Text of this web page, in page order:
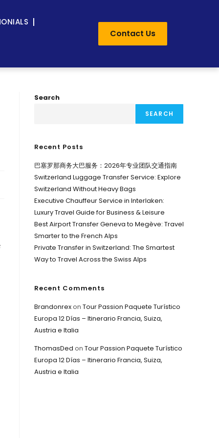
Contact Us
Search
SEARCH
Recent Posts
巴塞罗那商务大巴服务：2026年专业团队交通指南
Switzerland Luggage Transfer Service: Explore
Switzerland Without Heavy Bags
Executive Chauffeur Service in Interlaken:
Luxury Travel Guide for Business & Leisure
Best Airport Transfer Geneva to Megève: Travel
Smarter to the French Alps
Private Transfer in Switzerland: The Smartest
Way to Travel Across the Swiss Alps
Recent Comments
Brandonrexon Tour Passion Paquete Turístico
Europa 12 Días – Itinerario Francia, Suiza,
Austria e Italia
ThomasDed on Tour Passion Paquete Turístico
Europa 12 Días – Itinerario Francia, Suiza,
Austria e Italia